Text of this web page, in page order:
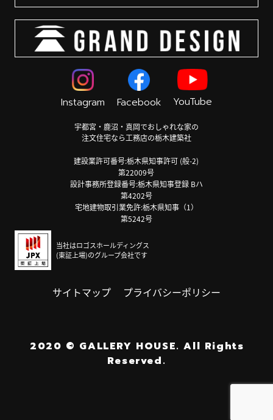
Instagram Facebook YouTube
宇都宮・鹿沼・真岡でおしゃれな家の
注文住宅なら工務店の栃木建築社
建設業許可番号:栃木県知事許可 (般-2)
第22009号
設計事務所登録番号:栃木県知事登録 Bハ
第4202号
宅地建物取引業免許:栃木県知事（1）
第5242号
当社はロゴスホールディングス
(東証上場)のグループ会社です
サイトマップ プライバシーポリシー
2020 © GALLERY HOUSE. All Rights
Reserved.